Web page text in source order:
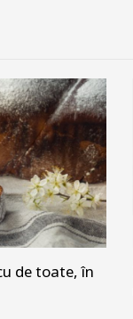
de toate, în